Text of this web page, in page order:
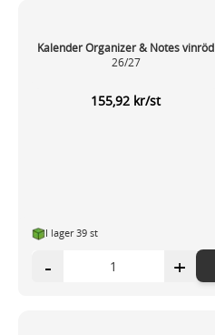
Kalender Organizer & Notes vinröd
26/27
155,92 kr/st
I lager 39 st
- +